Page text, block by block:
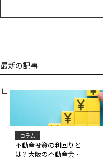
最新の記事
コラム
不動産投資の利回りと
は？大阪の不動産会社